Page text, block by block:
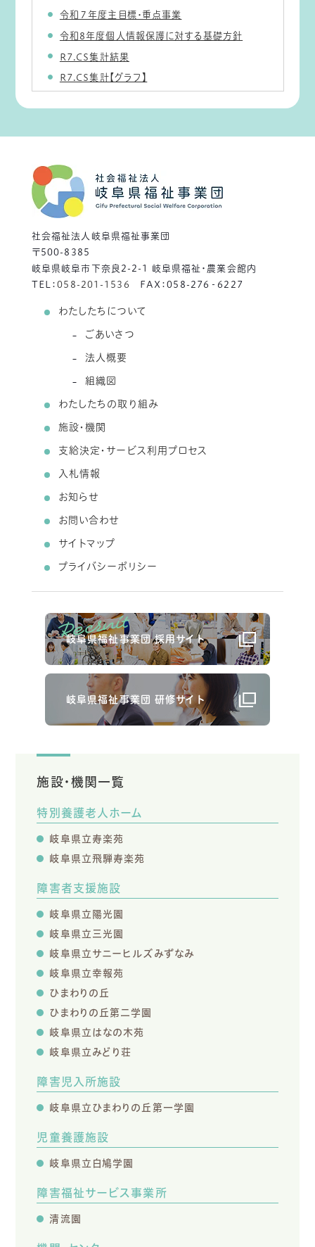
令和７年度主目標・重点事業
令和8年度個人情報保護に対する基礎方針
R7.CS集計結果
R7.CS集計【グラフ】
社会福祉法人岐阜県福祉事業団
〒500-8385
岐阜県岐阜市下奈良2-2-1 岐阜県福祉・農業会館内
TEL：058-201-1536 FAX：058-276‐6227
わたしたちについて
ごあいさつ
法人概要
組織図
わたしたちの取り組み
施設・機関
支給決定・サービス利用プロセス
入札情報
お知らせ
お問い合わせ
サイトマップ
プライバシーポリシー
岐阜県福祉事業団 採用サイト
岐阜県福祉事業団 研修サイト
施設・機関一覧
特別養護老人ホーム
岐阜県立寿楽苑
岐阜県立飛騨寿楽苑
障害者支援施設
岐阜県立陽光園
岐阜県立三光園
岐阜県立サニーヒルズみずなみ
岐阜県立幸報苑
ひまわりの丘
ひまわりの丘第二学園
岐阜県立はなの木苑
岐阜県立みどり荘
障害児入所施設
岐阜県立ひまわりの丘第一学園
児童養護施設
岐阜県立白鳩学園
障害福祉サービス事業所
清流園